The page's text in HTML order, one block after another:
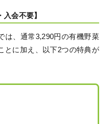
会不要】
は、通常3,290円の有機野菜
とに加え、以下2つの特典が